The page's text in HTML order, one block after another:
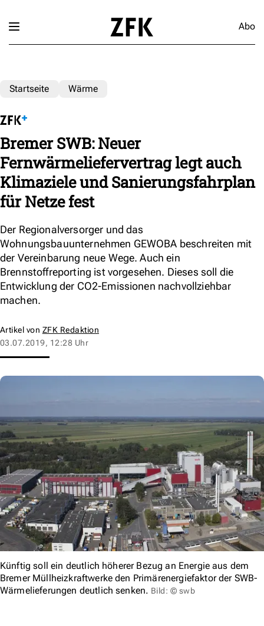
Abo
Startseite Wärme
Bremer SWB: Neuer
Fernwärmeliefervertrag legt auch
Klimaziele und Sanierungsfahrplan
für Netze fest
Der Regionalversorger und das
Wohnungsbauunternehmen GEWOBA beschreiten mit
der Vereinbarung neue Wege. Auch ein
Brennstoffreporting ist vorgesehen. Dieses soll die
Entwicklung der CO2-Emissionen nachvollziehbar
machen.
Artikel von ZFK Redaktion
03.07.2019, 12:28 Uhr
Künftig soll ein deutlich höherer Bezug an Energie aus dem
Bremer Müllheizkraftwerke den Primärenergiefaktor der SWB-
Wärmelieferungen deutlich senken. Bild: © swb